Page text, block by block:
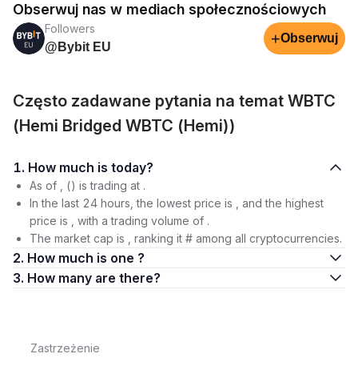
Obserwuj nas w mediach społecznościowych
Followers
@Bybit EU
+Obserwuj
Często zadawane pytania na temat WBTC
(Hemi Bridged WBTC (Hemi))
1. How much is today?
As of , () is trading at .
In the last 24 hours, the lowest price is , and the highest
price is , with a trading volume of .
The market cap is , ranking it # among all cryptocurrencies.
2. How much is one ?
3. How many are there?
Zastrzeżenie